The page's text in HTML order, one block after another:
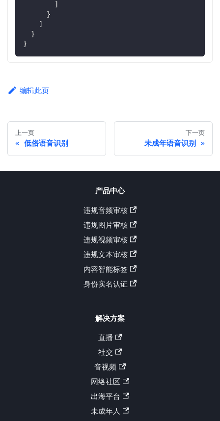
]
}
]
}
}
编辑此页
上一页
低俗语音识别
下一页
未成年语音识别
产品中心
违规音频审核
违规图片审核
违规视频审核
违规文本审核
内容智能标签
身份实名认证
解决方案
直播
社交
音视频
网络社区
出海平台
未成年人